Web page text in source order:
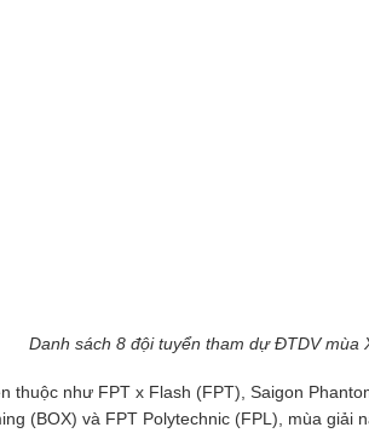
Danh sách 8 đội tuyển tham dự ĐTDV mùa
thuộc như FPT x Flash (FPT), Saigon
(BOX) và FPT Polytechnic (FPL), mùa giải